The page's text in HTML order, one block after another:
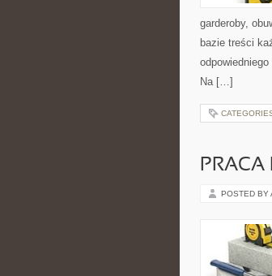
garderoby,
bazie treści
Na […]
PRACA
POSTED BY